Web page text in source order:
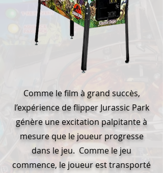
Comme le film à grand succès,
l’expérience de flipper Jurassic Park
génère une excitation palpitante à
mesure que le joueur progresse
dans le jeu. Comme le jeu
commence, le joueur est transporté